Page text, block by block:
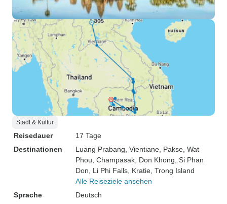
Stadt & Kultur
Reisedauer
17 Tage
Destinationen
Luang Prabang , Vientiane , Pakse , Wat
Phou , Champasak , Don Khong , Si Phan
Don , Li Phi Falls , Kratie , Trong Island
Alle Reiseziele ansehen
Sprache
Deutsch